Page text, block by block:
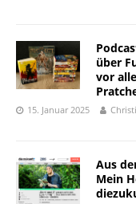
über
vor
15. Januar 2025
Aus
Mein